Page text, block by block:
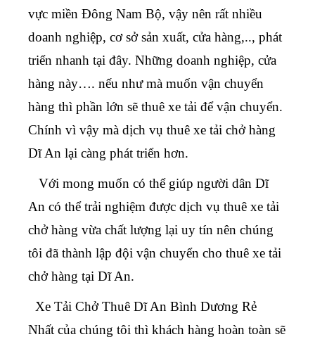
vực miền Đông Nam Bộ, vậy nên rất nhiều
doanh nghiệp, cơ sở sản xuất, cửa hàng,.., phát
triển nhanh tại đây. Những doanh nghiệp, cửa
hàng này…. nếu như mà muốn vận chuyển
hàng thì phần lớn sẽ thuê xe tải để vận chuyển.
Chính vì vậy mà dịch vụ thuê xe tải chở hàng
Dĩ An lại càng phát triển hơn.
Với mong muốn có thể giúp người dân Dĩ
An có thể trải nghiệm được dịch vụ thuê xe tải
chở hàng vừa chất lượng lại uy tín nên chúng
tôi đã thành lập đội vận chuyển cho thuê xe tải
chở hàng tại Dĩ An.
Xe Tải Chở Thuê Dĩ An Bình Dương Rẻ
Nhất của chúng tôi thì khách hàng hoàn toàn sẽ